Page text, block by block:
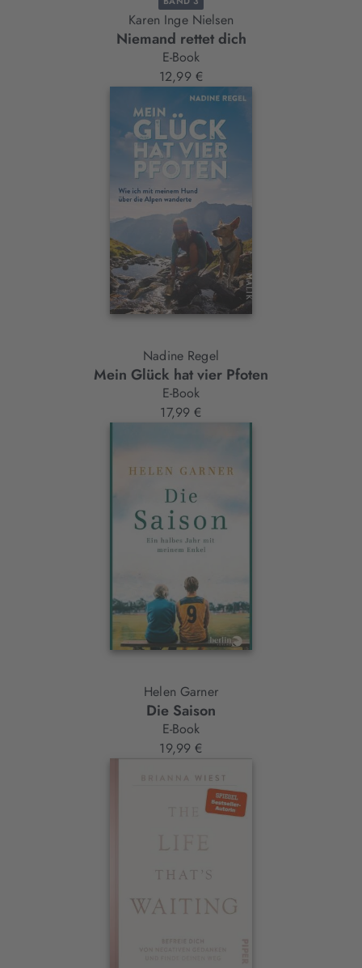
Karen Inge Nielsen
Niemand rettet dich
E-Book
12,99 €
Nadine Regel
Mein Glück hat vier Pfoten
E-Book
17,99 €
Helen Garner
Die Saison
E-Book
19,99 €